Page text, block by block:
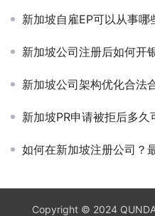
新加坡自雇EP可以从事哪
新加坡公司注册后如何开
新加坡公司架构优化合法
新加坡PR申请被拒后多久
如何在新加坡注册公司？
Copyright © 2024